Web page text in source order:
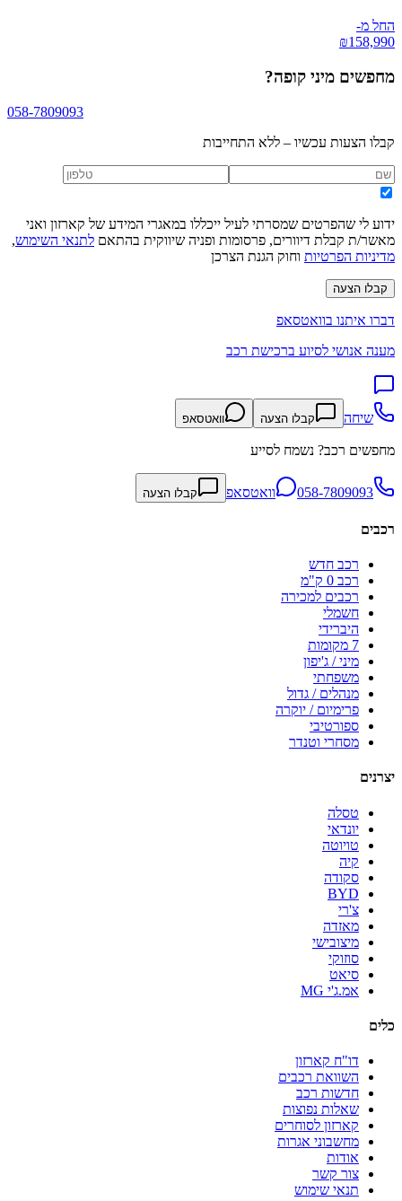
החל מ-
₪158,990
מחפשים מיני קופה?
058-7809093
קבלו הצעות עכשיו – ללא התחייבות
ידוע לי שהפרטים שמסרתי לעיל ייכללו במאגרי המידע של קארזון ואני
מאשר/ת קבלת דיוורים, פרסומות ופניה שיווקית בהתאם לתנאי השימוש,
מדיניות הפרטיות וחוק הגנת הצרכן
קבלו הצעה
דברו איתנו בוואטסאפ
מענה אנושי לסיוע ברכישת רכב
שיחה קבלו הצעה וואטסאפ
מחפשים רכב? נשמח לסייע
058-7809093 וואטסאפ קבלו הצעה
רכבים
רכב חדש
רכב 0 ק"מ
רכבים למכירה
חשמלי
היברידי
7 מקומות
מיני / ג'יפון
משפחתי
מנהלים / גדול
פרימיום / יוקרה
ספורטיבי
מסחרי וטנדר
יצרנים
טסלה
יונדאי
טויוטה
קיה
סקודה
BYD
צ'רי
מאזדה
מיצובישי
סוזוקי
סיאט
אמ.ג'י MG
כלים
דו"ח קארזון
השוואת רכבים
חדשות רכב
שאלות נפוצות
קארזון לסוחרים
מחשבוני אגרות
אודות
צור קשר
תנאי שימוש